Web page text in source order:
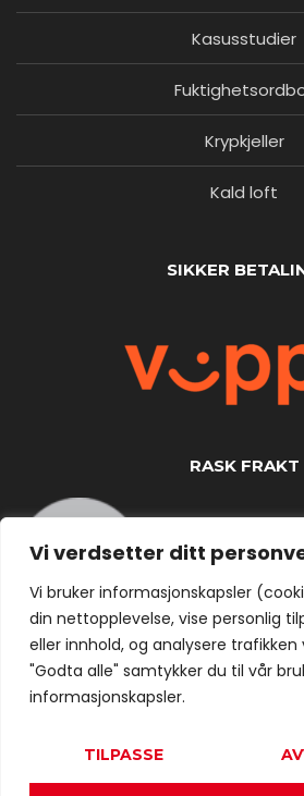
Vi verdsetter ditt
Vi bruker informasjonskapsler
din nettopplevelse, vise personlig
eller innhold, og analysere trafikken
"Godta alle" samtykker du til vår
informasjonskapsler.
TILPASSE
Kasusstudier
Krypkjeller
Kald loft
SIKKER
RASK FRAKT
Copyright © 2025
forbeholdt.